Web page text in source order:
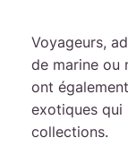
Voyageurs,
de marine ou
ont
exotiques qui
collections.